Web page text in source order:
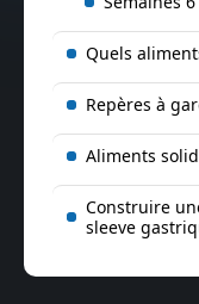
Quels
Repères à
Aliments
Construire
sleeve